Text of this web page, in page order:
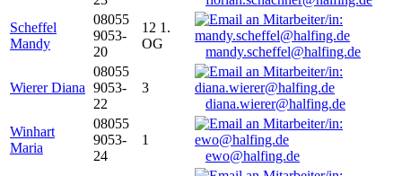
Scheffel
Mandy
08055
9053-
20
12 1.
OG
mandy.scheffel@halfing.de
Wierer Diana
08055
9053-
22
3
diana.wierer@halfing.de
Winhart
Maria
08055
9053-
24
1
ewo@halfing.de